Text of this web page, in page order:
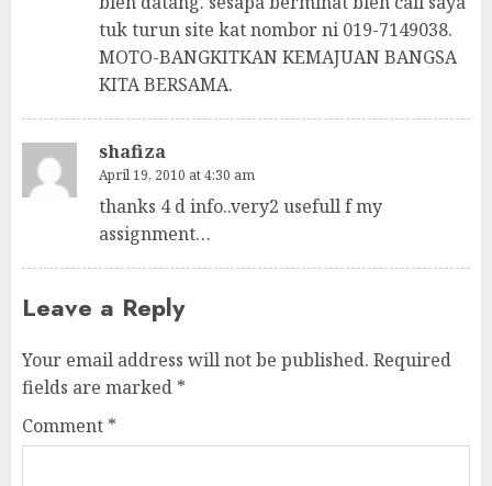
tuk turun site kat nombor ni 019-7149038.
MOTO-BANGKITKAN KEMAJUAN BANGSA
KITA BERSAMA.
shafiza
April 19, 2010 at 4:30 am
thanks 4 d info..very2 usefull f my
assignment…
Leave a Reply
Your email address will not be published. Required
fields are marked *
Comment *